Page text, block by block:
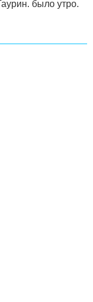
было утро.